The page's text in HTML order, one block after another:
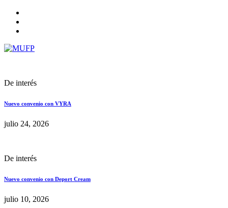
De interés
Nuevo convenio con VYRA
julio 24, 2026
De interés
Nuevo convenio con Deport Cream
julio 10, 2026